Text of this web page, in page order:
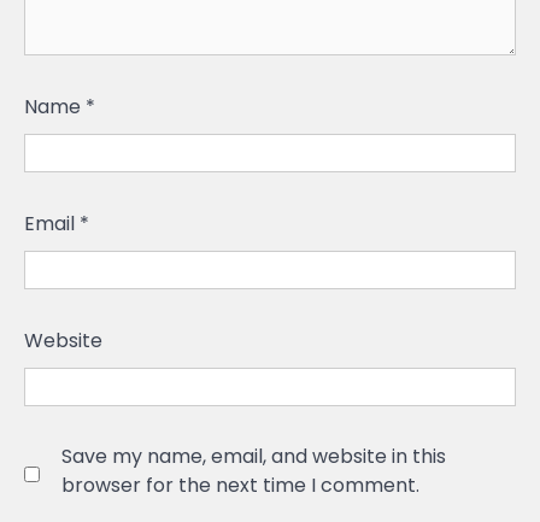
Name *
Email *
Website
Save my name, email, and website in this
browser for the next time I comment.